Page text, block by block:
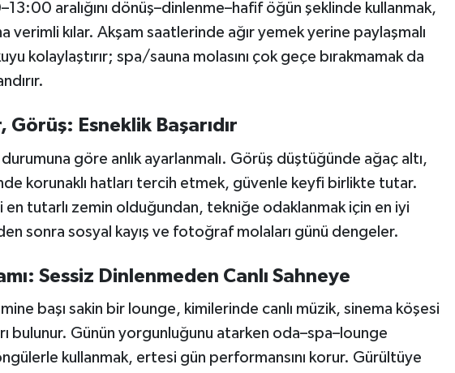
aralığını dönüş–dinlenme–hafif öğün şeklinde kullanmak,
verimli kılar. Akşam saatlerinde ağır yemek yerine paylaşmalı
kolaylaştırır; spa/sauna molasını çok geçe bırakmamak da
Görüş: Esneklik Başarıdır
göre anlık ayarlanmalı. Görüş düştüğünde ağaç altı,
korunaklı hatları tercih etmek, güvenle keyfi birlikte tutar.
en tutarlı zemin olduğundan, tekniğe odaklanmak için en iyi
sonra sosyal kayış ve fotoğraf molaları günü dengeler.
Sessiz Dinlenmeden Canlı Sahneye
başı sakin bir lounge, kimilerinde canlı müzik, sinema köşesi
bulunur. Günün yorgunluğunu atarken oda–spa–lounge
kullanmak, ertesi gün performansını korur. Gürültüye